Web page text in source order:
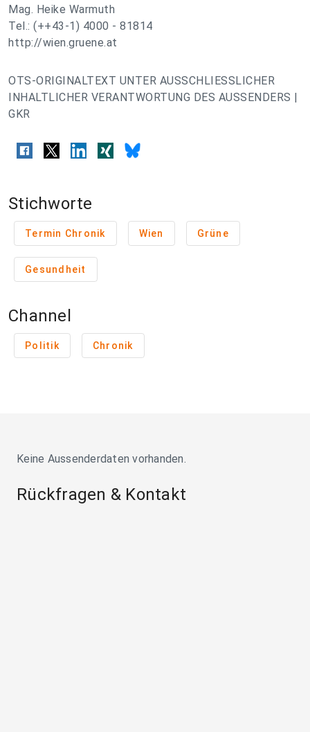
Mag. Heike Warmuth
Tel.: (++43-1) 4000 - 81814
http://wien.gruene.at
OTS-ORIGINALTEXT UNTER AUSSCHLIESSLICHER
INHALTLICHER VERANTWORTUNG DES AUSSENDERS |
GKR
Stichworte
Termin Chronik Wien Grüne
Gesundheit
Channel
Politik Chronik
Keine Aussenderdaten vorhanden.
Rückfragen & Kontakt